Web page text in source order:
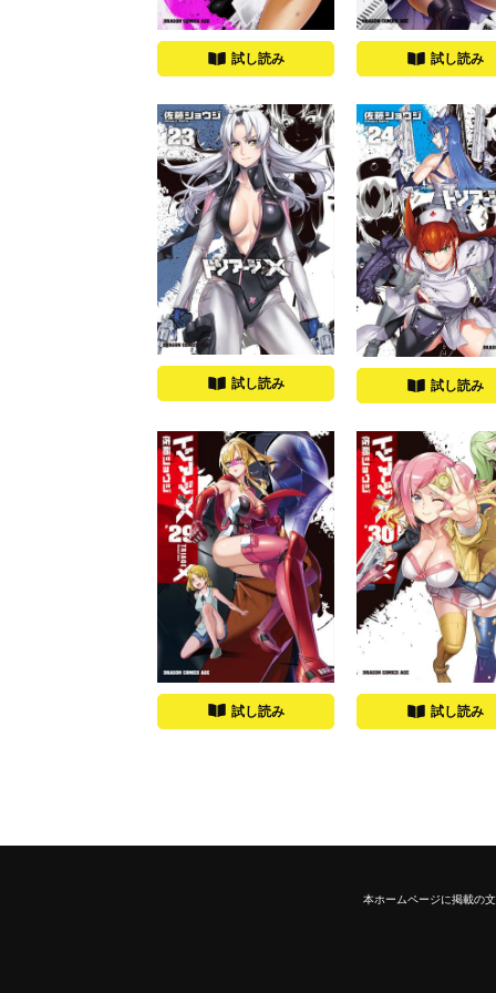
試し読み 試し読み
試し読み 試し読み
試し読み 試し読み
本ホームページに掲載の